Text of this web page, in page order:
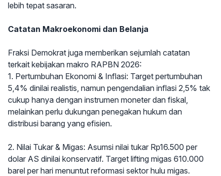
lebih tepat sasaran.
Catatan Makroekonomi dan Belanja
Fraksi Demokrat juga memberikan sejumlah catatan
terkait kebijakan makro RAPBN 2026:
1. Pertumbuhan Ekonomi & Inflasi: Target pertumbuhan
5,4% dinilai realistis, namun pengendalian inflasi 2,5% tak
cukup hanya dengan instrumen moneter dan fiskal,
melainkan perlu dukungan penegakan hukum dan
distribusi barang yang efisien.
2. Nilai Tukar & Migas: Asumsi nilai tukar Rp16.500 per
dolar AS dinilai konservatif. Target lifting migas 610.000
barel per hari menuntut reformasi sektor hulu migas.